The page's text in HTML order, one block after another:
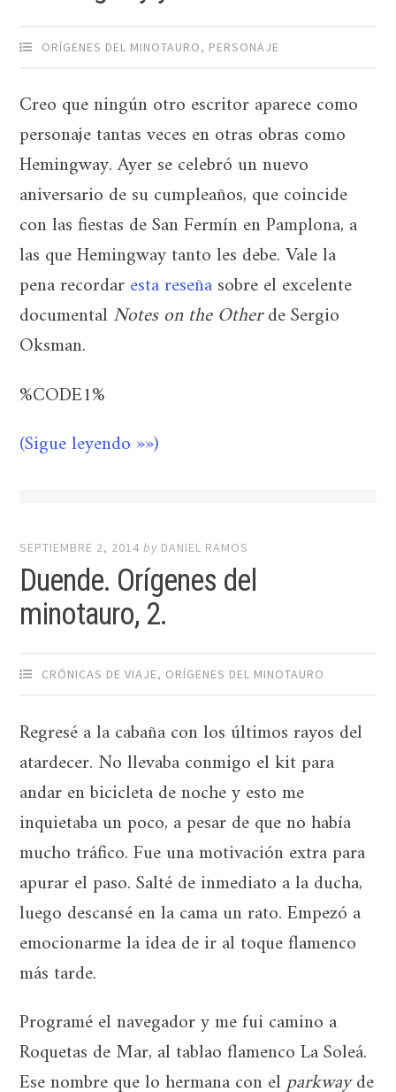
ORÍGENES DEL MINOTAURO, PERSONAJE
Creo que ningún otro escritor aparece como
personaje tantas veces en otras obras como
Hemingway. Ayer se celebró un nuevo
aniversario de su cumpleaños, que coincide
con las fiestas de San Fermín en Pamplona, a
las que Hemingway tanto les debe. Vale la
pena recordaresta reseñasobre el excelente
documentalNotes on the Otherde Sergio
Oksman.
%CODE1%
(Sigue leyendo »»)
SEPTIEMBRE 2, 2014 by DANIEL RAMOS
Duende. Orígenes del
minotauro, 2.
CRÓNICAS DE VIAJE, ORÍGENES DEL MINOTAURO
Regresé a la cabaña con los últimos rayos del
atardecer. No llevaba conmigo el kit para
andar en bicicleta de noche y esto me
inquietaba un poco, a pesar de que no había
mucho tráfico. Fue una motivación extra para
apurar el paso. Salté de inmediato a la ducha,
luego descansé en la cama un rato. Empezó a
emocionarme la idea de ir al toque flamenco
más tarde.
Programé el navegador y me fui camino a
Roquetas de Mar, al tablao flamenco La Soleá.
Ese nombre que lo hermana con elparkwayde